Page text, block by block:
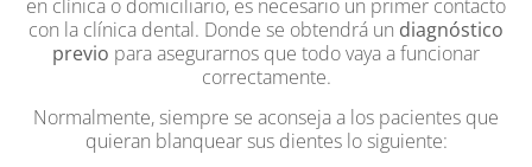
en clínica o domiciliario, es necesario un primer contacto
con la clínica dental. Donde se obtendrá un diagnóstico
previo para asegurarnos que todo vaya a funcionar
correctamente.
Normalmente, siempre se aconseja a los pacientes que
quieran blanquear sus dientes lo siguiente: